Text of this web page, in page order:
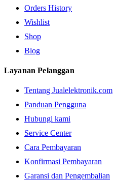
Orders History
Wishlist
Shop
Blog
Layanan Pelanggan
Tentang Jualelektronik.com
Panduan Pengguna
Hubungi kami
Service Center
Cara Pembayaran
Konfirmasi Pembayaran
Garansi dan Pengembalian